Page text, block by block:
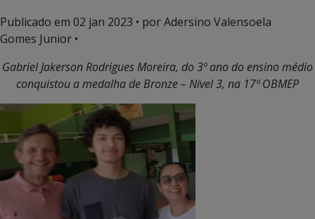
Publicado em 02 jan 2023 • por Adersino Valensoela
Gomes Junior •
Gabriel Jakerson Rodrigues Moreira, do 3º ano do ensino médio
conquistou a medalha de Bronze – Nível 3, na 17º OBMEP